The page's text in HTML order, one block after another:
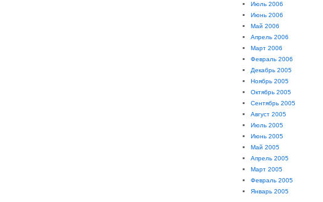
Июль 2006
Июнь 2006
Май 2006
Апрель 2006
Март 2006
Февраль 2006
Декабрь 2005
Ноябрь 2005
Октябрь 2005
Сентябрь 2005
Август 2005
Июль 2005
Июнь 2005
Май 2005
Апрель 2005
Март 2005
Февраль 2005
Январь 2005